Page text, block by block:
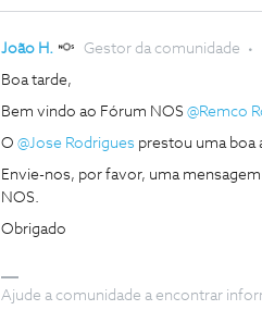
João H. Gestor da comunidade
Boa tarde,
Bem vindo ao Fórum NOS @Remco
O @Jose Rodrigues prestou uma boa
Envie-nos, por favor, uma mensagem
NOS.
Obrigado
Ajude a comunidade a encontrar